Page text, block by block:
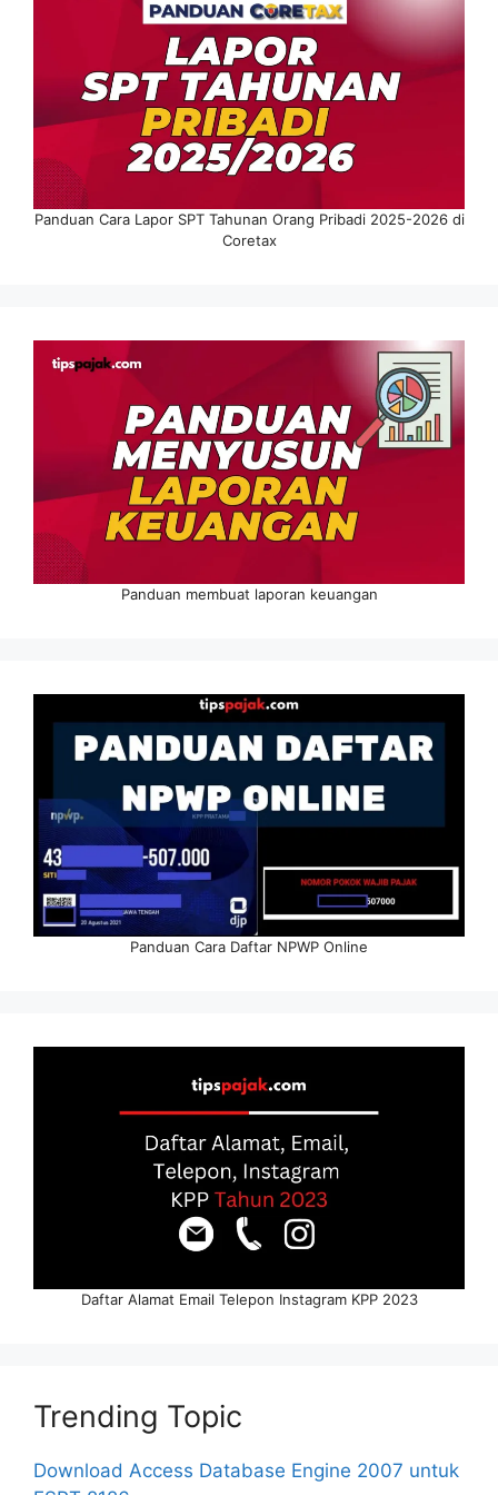
Panduan Cara Lapor SPT Tahunan Orang Pribadi 2025-2026 di
Coretax
Panduan membuat laporan keuangan
Panduan Cara Daftar NPWP Online
Daftar Alamat Email Telepon Instagram KPP 2023
Trending Topic
Download Access Database Engine 2007 untuk